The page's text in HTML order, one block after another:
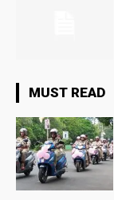
MUST READ